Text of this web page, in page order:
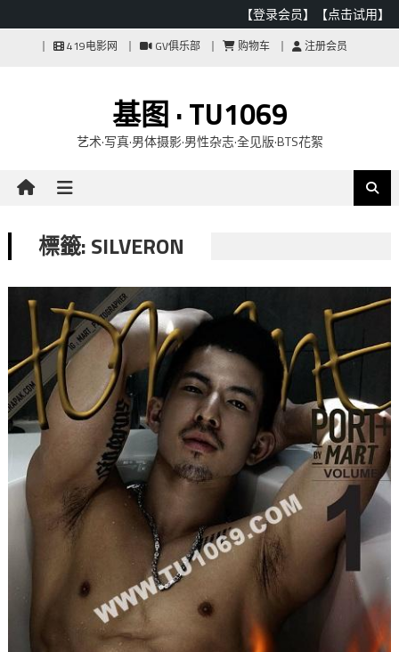
【登录会员】 【点击试用】
419电影网 GV俱乐部 购物车 注册会员
基图 · TU1069
艺术·写真·男体摄影·男性杂志·全见版·BTS花絮
標籤: SILVERON